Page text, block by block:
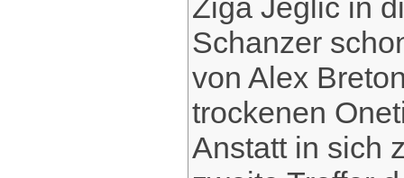
Ziga Jeglic in
Schanzer
von Alex
trockenen
Anstatt in sich